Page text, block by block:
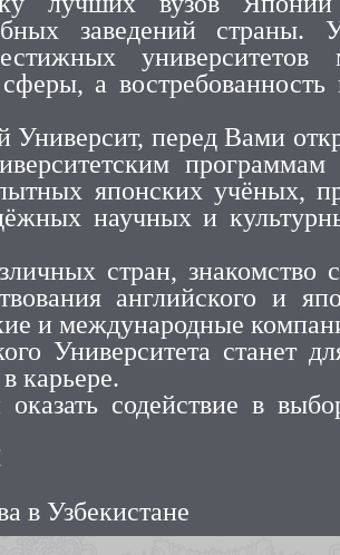
заведений страны.
а
Университ, перед Вами
японских учёных,
научных и
стран, знакомство
английского и
и международные
Университета станет
карьере.
содействие в
в Узбекистане